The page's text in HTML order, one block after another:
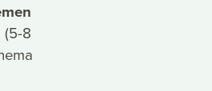
(5-8